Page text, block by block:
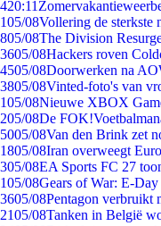
420:11
105/08Vollering de sterkste
805/08The Division
3605/08Hackers roven
4505/08Doorwerken na
3805/08Vinted-foto's van
105/08Nieuwe XBOX
205/08De
5005/08Van den Brink zet
1805/08Iran overweegt
305/08EA Sports FC 27
105/08Gears of War: E-Day
3605/08Pentagon verbruikt
2105/08Tanken in België